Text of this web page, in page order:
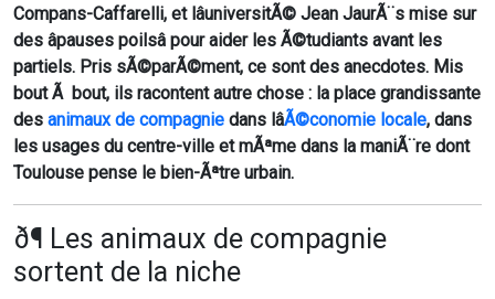
Compans-Caffarelli, et lâuniversitÃ© Jean JaurÃ¨s mise sur
des âpauses poilsâ pour aider les Ã©tudiants avant les
partiels. Pris sÃ©parÃ©ment, ce sont des anecdotes. Mis
bout Ã bout, ils racontent autre chose : la place grandissante
des animaux de compagnie dans lâÃ©conomie locale, dans
les usages du centre-ville et mÃªme dans la maniÃ¨re dont
Toulouse pense le bien-Ãªtre urbain.
ð¶ Les animaux de compagnie
sortent de la niche